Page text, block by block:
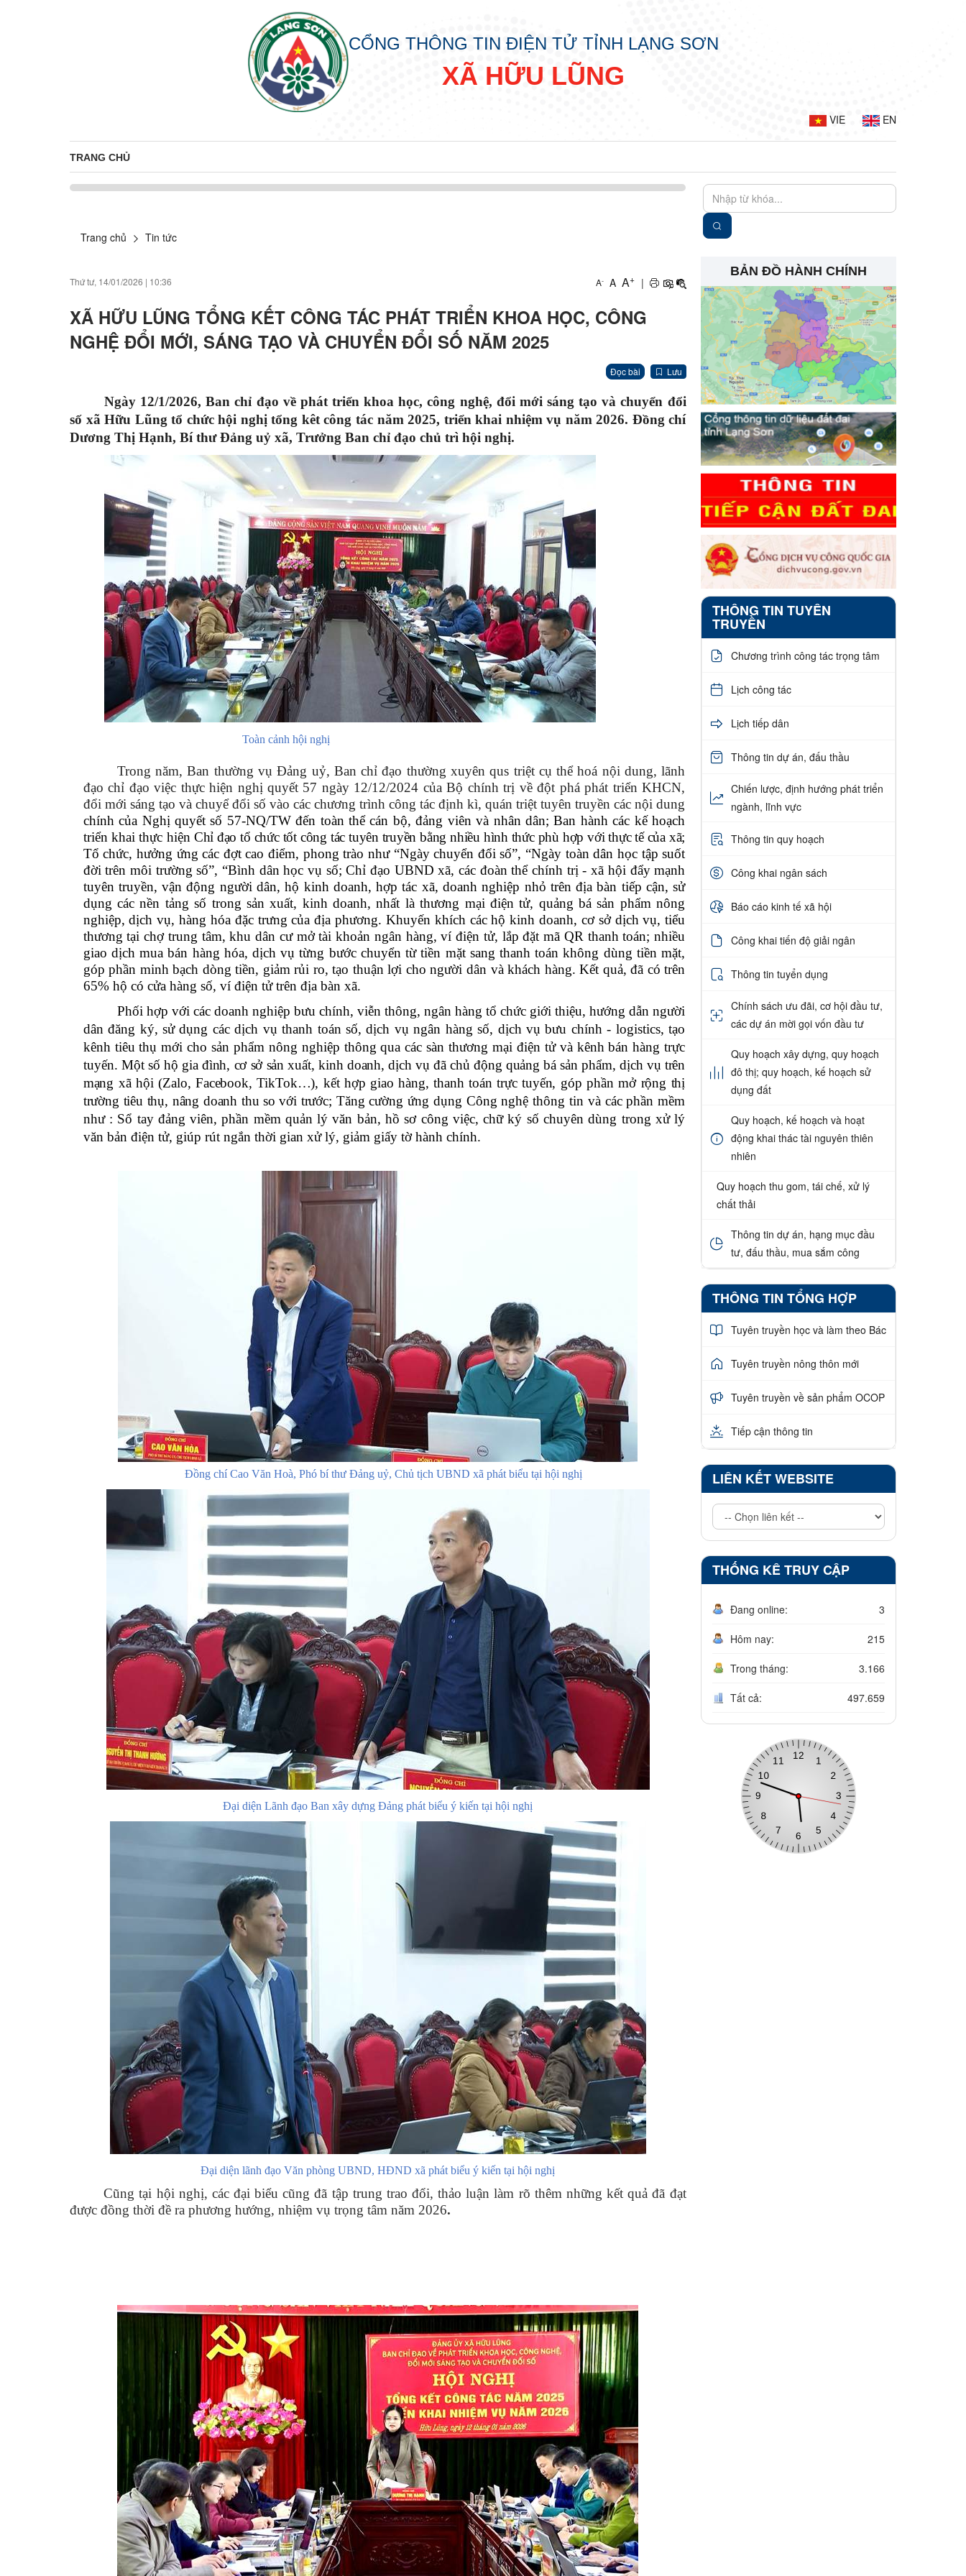
CỔNG THÔNG TIN ĐIỆN TỬ TỈNH LẠNG SƠN
XÃ HỮU LŨNG
VIE EN
TRANG CHỦ
Trang chủ Tin tức
Thứ tư, 14/01/2026 | 10:36 A- A A+ |
XÃ HỮU LŨNG TỔNG KẾT CÔNG TÁC PHÁT TRIỂN KHOA HỌC, CÔNG
NGHỆ ĐỔI MỚI, SÁNG TẠO VÀ CHUYỂN ĐỔI SỐ NĂM 2025
Đọc bài Lưu
Ngày 12/1/2026, Ban chỉ đạo về phát triển khoa học, công nghệ, đổi mới sáng tạo và chuyển đổi
số xã Hữu Lũng tổ chức hội nghị tổng kêt công tác năm 2025, triển khai nhiệm vụ năm 2026. Đồng chí
Dương Thị Hạnh, Bí thư Đảng uỷ xã, Trưởng Ban chỉ đạo chủ trì hội nghị.
Toàn cảnh hội nghị
Trong năm, Ban thường vụ Đảng uỷ, Ban chỉ đạo thường xuyên qus triệt cụ thể hoá nội dung, lãnh
đạo chỉ đạo việc thực hiện nghị quyết 57 ngày 12/12/2024 của Bộ chính trị về đột phá phát triển KHCN,
đổi mới sáng tạo và chuyể đổi số vào các chương trình công tác định kì, quán triệt tuyên truyền các nội dung
chính của Nghị quyết số 57-NQ/TW đến toàn thể cán bộ, đảng viên và nhân dân; Ban hành các kế hoạch
triển khai thực hiện Chỉ đạo tổ chức tốt công tác tuyên truyền bằng nhiều hình thức phù hợp với thực tế của xã;
Tổ chức, hưởng ứng các đợt cao điểm, phong trào như “Ngày chuyển đổi số”, “Ngày toàn dân học tập suốt
đời trên môi trường số”, “Bình dân học vụ số; Chỉ đạo UBND xã, các đoàn thể chính trị - xã hội đẩy mạnh
tuyên truyền, vận động người dân, hộ kinh doanh, hợp tác xã, doanh nghiệp nhỏ trên địa bàn tiếp cận, sử
dụng các nền tảng số trong sản xuất, kinh doanh, nhất là thương mại điện tử, quảng bá sản phẩm nông
nghiệp, dịch vụ, hàng hóa đặc trưng của địa phương. Khuyến khích các hộ kinh doanh, cơ sở dịch vụ, tiểu
thương tại chợ trung tâm, khu dân cư mở tài khoản ngân hàng, ví điện tử, lắp đặt mã QR thanh toán; nhiều
giao dịch mua bán hàng hóa, dịch vụ từng bước chuyển từ tiền mặt sang thanh toán không dùng tiền mặt,
góp phần minh bạch dòng tiền, giảm rủi ro, tạo thuận lợi cho người dân và khách hàng. Kết quả, đã có trên
65% hộ có cửa hàng số, ví điện tử trên địa bàn xã.
Phối hợp với các doanh nghiệp bưu chính, viễn thông, ngân hàng tổ chức giới thiệu, hướng dẫn người
dân đăng ký, sử dụng các dịch vụ thanh toán số, dịch vụ ngân hàng số, dịch vụ bưu chính - logistics, tạo
kênh tiêu thụ mới cho sản phẩm nông nghiệp thông qua các sàn thương mại điện tử và kênh bán hàng trực
tuyến.Một số hộ gia đình, cơ sở sản xuất, kinh doanh, dịch vụ đã chủ động quảng bá sản phẩm, dịch vụ trên
mạng xã hội (Zalo, Facebook, TikTok…), kết hợp giao hàng, thanh toán trực tuyến, góp phần mở rộng thị
trường tiêu thụ, nâng doanh thu so với trước; Tăng cường ứng dụng Công nghệ thông tin và các phần mềm
như : Sổ tay đảng viên, phần mềm quản lý văn bản, hồ sơ công việc, chữ ký số chuyên dùng trong xử lý
văn bản điện tử, giúp rút ngắn thời gian xử lý, giảm giấy tờ hành chính.
Đồng chí Cao Văn Hoà, Phó bí thư Đảng uỷ, Chủ tịch UBND xã phát biểu tại hội nghị
Đại diện Lãnh đạo Ban xây dựng Đảng phát biểu ý kiến tại hội nghị
Đại diện lãnh đạo Văn phòng UBND, HĐND xã phát biểu ý kiến tại hội nghị
Cũng tại hội nghị, các đại biểu cũng đã tập trung trao đổi, thảo luận làm rõ thêm những kết quả đã đạt
được đồng thời đề ra phương hướng, nhiệm vụ trọng tâm năm 2026.
BẢN ĐỒ HÀNH CHÍNH
THÔNG TIN TUYÊN
TRUYỀN
Chương trình công tác trọng tâm
Lịch công tác
Lịch tiếp dân
Thông tin dự án, đấu thầu
Chiến lược, định hướng phát triển
ngành, lĩnh vực
Thông tin quy hoạch
Công khai ngân sách
Báo cáo kinh tế xã hội
Công khai tiến độ giải ngân
Thông tin tuyển dụng
Chính sách ưu đãi, cơ hội đầu tư,
các dự án mời gọi vốn đầu tư
Quy hoạch xây dựng, quy hoạch
đô thị; quy hoạch, kế hoạch sử
dụng đất
Quy hoạch, kế hoạch và hoạt
động khai thác tài nguyên thiên
nhiên
Quy hoạch thu gom, tái chế, xử lý
chất thải
Thông tin dự án, hạng mục đầu
tư, đấu thầu, mua sắm công
THÔNG TIN TỔNG HỢP
Tuyên truyền học và làm theo Bác
Tuyên truyền nông thôn mới
Tuyên truyền về sản phẩm OCOP
Tiếp cận thông tin
LIÊN KẾT WEBSITE
THỐNG KÊ TRUY CẬP
Đang online: 3
Hôm nay: 215
Trong tháng: 3.166
Tất cả: 497.659